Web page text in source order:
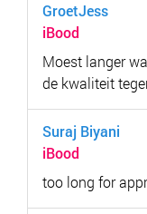
GroetJess
iBood
Moest langer
de kwaliteit
Suraj Biyani
iBood
too long for